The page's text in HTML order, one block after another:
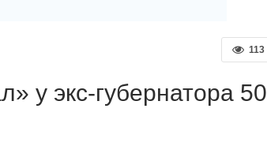
113
у экс-губернатора 50